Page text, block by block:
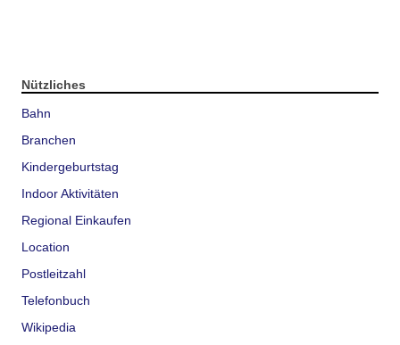
Nützliches
Bahn
Branchen
Kindergeburtstag
Indoor Aktivitäten
Regional Einkaufen
Location
Postleitzahl
Telefonbuch
Wikipedia